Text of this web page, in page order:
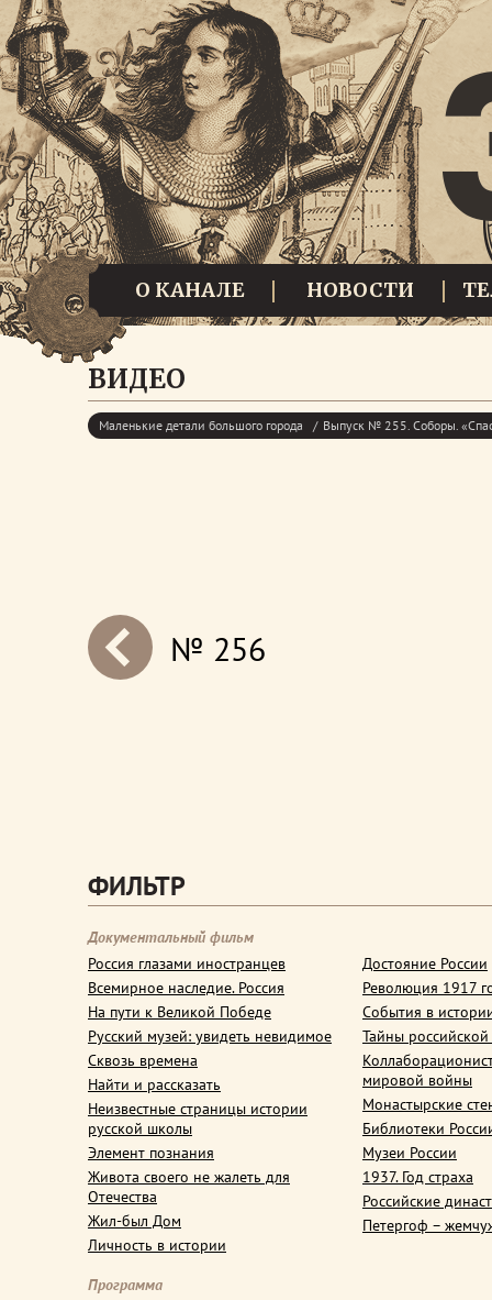
О КАНАЛЕ НОВОСТИ
ВИДЕО
Маленькие детали большого города Выпуск № 255. Соборы.
next№ 256
ФИЛЬТР
Документальный фильм
Россия глазами иностранцев
Всемирное наследие. Россия
На пути к Великой Победе
Русский музей: увидеть невидимое
Сквозь времена
Найти и рассказать
Неизвестные страницы истории
русской школы
Элемент познания
Живота своего не жалеть для
Отечества
Жил-был Дом
Личность в истории
Достояние России
Революция 1917
События в
Тайны
мировой войны
Монастырские
Библиотеки
Музеи России
1937. Год страха
Российские
Петергоф –
Программа